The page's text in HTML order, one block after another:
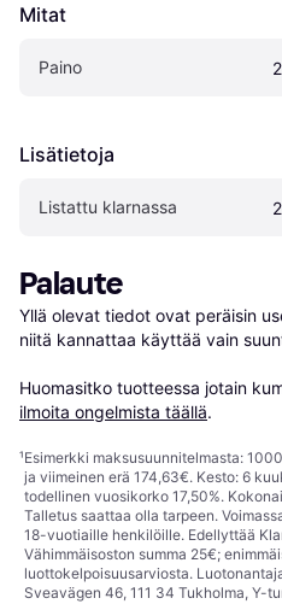
Mitat
Paino
Lisätietoja
Listattu klarnassa
Palaute
Yllä olevat tiedot ovat peräisin
niitä kannattaa käyttää vain
Huomasitko tuotteessa jotain
ilmoita ongelmista täällä.
¹Esimerkki maksusuunnitelmasta:
ja viimeinen erä 174,63€. Kesto: 6
todellinen vuosikorko 17,50%.
Talletus saattaa olla tarpeen.
18-vuotiaille henkilöille. Edellyttää
Vähimmäisoston summa 25€;
luottokelpoisuusarviosta.
Sveavägen 46, 111 34 Tukholma, Y-